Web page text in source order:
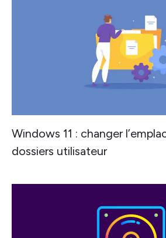
Windows 11 : changer
dossiers utilisateur